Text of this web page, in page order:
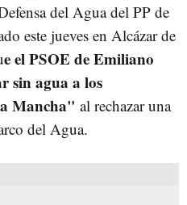
del Agua del PP de
este jueves en Alcázar de
e el PSOE de Emiliano
sin agua a los
Mancha" al rechazar una
del Agua.